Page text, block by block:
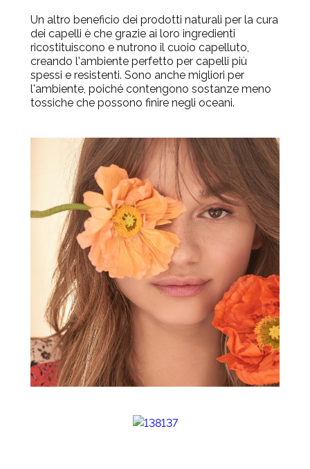
Un altro beneficio dei prodotti naturali per la cura
dei capelli è che grazie ai loro ingredienti
ricostituiscono e nutrono il cuoio capelluto,
creando l'ambiente perfetto per capelli più
spessi e resistenti. Sono anche migliori per
l'ambiente, poiché contengono sostanze meno
tossiche che possono finire negli oceani.